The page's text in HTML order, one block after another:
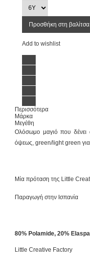
Προσθήκη στη
Add to wishlist
Περισσότερα
Μάρκα
Μεγέθη
Ολόσωμο μαγιό που δένει
όψεως, green/light green
Μία πρόταση της Little
Παραγωγή στην Ισπανία
80% Polamide, 20%
Little Creative Factory